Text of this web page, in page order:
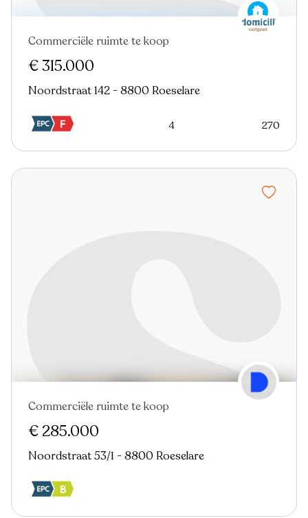
Commerciële ruimte te koop
€ 315.000
Noordstraat 142 - 8800 Roeselare
4 270
Commerciële ruimte te koop
€ 285.000
Noordstraat 53/1 - 8800 Roeselare